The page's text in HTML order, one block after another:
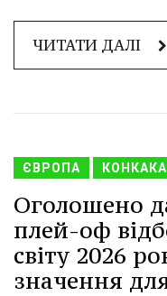
ЧИТАТИ ДАЛІ
ЄВРОПА
Оголошено
плей-оф
світу 2026
значення